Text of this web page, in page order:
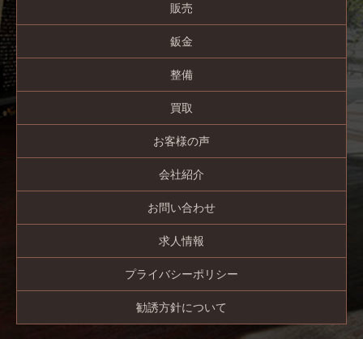
販売
鈑金
整備
買取
お客様の声
会社紹介
お問い合わせ
求人情報
プライバシーポリシー
勧誘方針について